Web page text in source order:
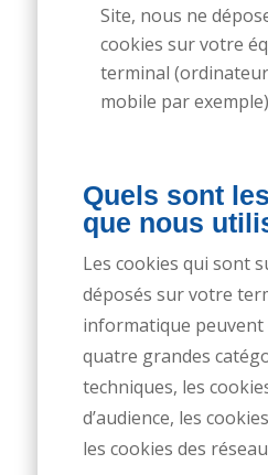
Site, nous ne
cookies sur votre
terminal
mobile par
Quels sont
que nous
Les cookies qui sont
déposés sur votre
informatique peuvent
quatre grandes
techniques, les
d’audience, les
les cookies des